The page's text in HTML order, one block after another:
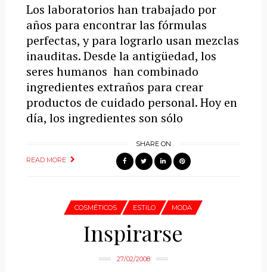
Los laboratorios han trabajado por
años para encontrar las fórmulas
perfectas, y para lograrlo usan mezclas
inauditas. Desde la antigüedad, los
seres humanos han combinado
ingredientes extraños para crear
productos de cuidado personal. Hoy en
día, los ingredientes son sólo
READ MORE
SHARE ON
COSMÉTICOS ESTILO MODA
Inspirarse
27/02/2008